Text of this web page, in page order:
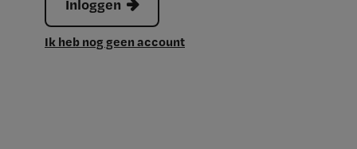
Inloggen
Ik heb nog geen account